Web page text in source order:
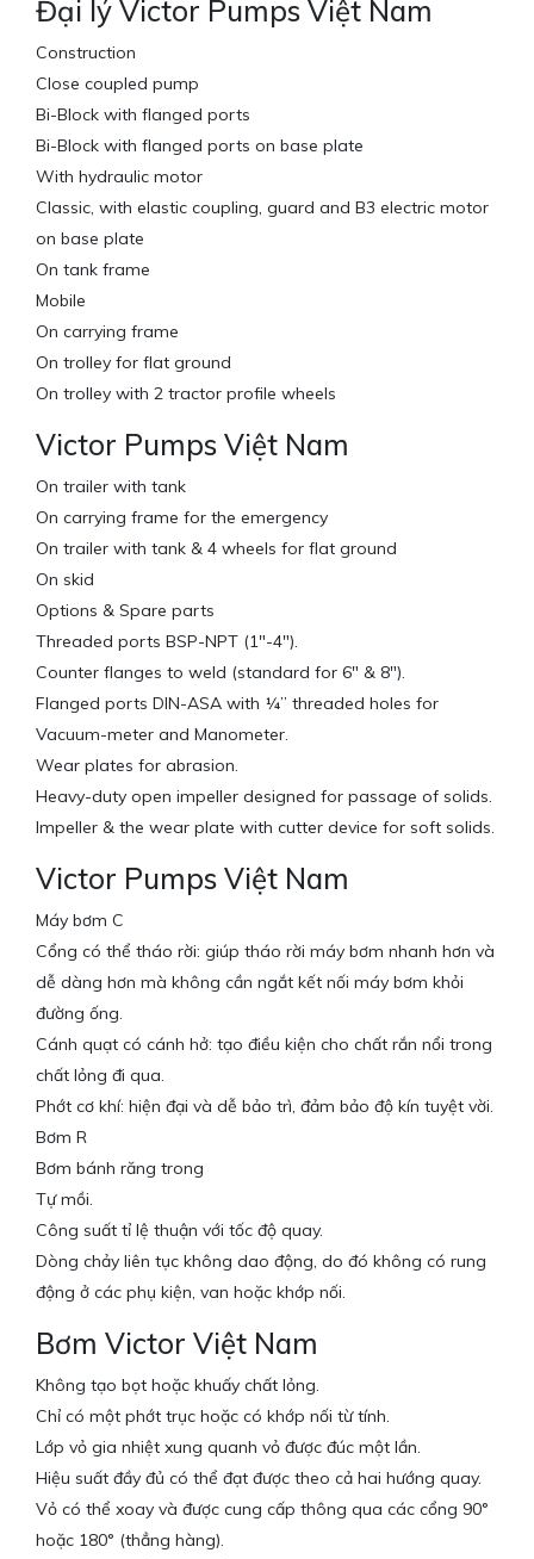
Đại lý Victor Pumps Việt Nam
Construction
Close coupled pump
Bi-Block with flanged ports
Bi-Block with flanged ports on base plate
With hydraulic motor
Classic, with elastic coupling, guard and B3 electric motor
on base plate
On tank frame
Mobile
On carrying frame
On trolley for flat ground
On trolley with 2 tractor profile wheels
Victor Pumps Việt Nam
On trailer with tank
On carrying frame for the emergency
On trailer with tank & 4 wheels for flat ground
On skid
Options & Spare parts
Threaded ports BSP-NPT (1″-4″).
Counter flanges to weld (standard for 6″ & 8″).
Flanged ports DIN-ASA with ¼” threaded holes for
Vacuum-meter and Manometer.
Wear plates for abrasion.
Heavy-duty open impeller designed for passage of solids.
Impeller & the wear plate with cutter device for soft solids.
Victor Pumps Việt Nam
Máy bơm C
Cổng có thể tháo rời: giúp tháo rời máy bơm nhanh hơn và
dễ dàng hơn mà không cần ngắt kết nối máy bơm khỏi
đường ống.
Cánh quạt có cánh hở: tạo điều kiện cho chất rắn nổi trong
chất lỏng đi qua.
Phớt cơ khí: hiện đại và dễ bảo trì, đảm bảo độ kín tuyệt vời.
Bơm R
Bơm bánh răng trong
Tự mồi.
Công suất tỉ lệ thuận với tốc độ quay.
Dòng chảy liên tục không dao động, do đó không có rung
động ở các phụ kiện, van hoặc khớp nối.
Bơm Victor Việt Nam
Không tạo bọt hoặc khuấy chất lỏng.
Chỉ có một phớt trục hoặc có khớp nối từ tính.
Lớp vỏ gia nhiệt xung quanh vỏ được đúc một lần.
Hiệu suất đầy đủ có thể đạt được theo cả hai hướng quay.
Vỏ có thể xoay và được cung cấp thông qua các cổng 90°
hoặc 180° (thẳng hàng).